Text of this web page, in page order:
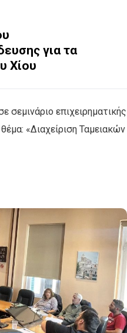
για τα
Χίου
σεμινάριο επιχειρηματικής
«Διαχείριση Ταμειακών